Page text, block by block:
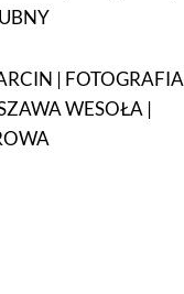
| FOTOGRAFIA
WESOŁA |